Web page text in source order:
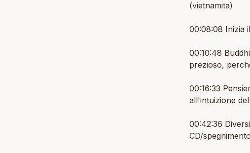
(vietnamita)
00:08:08 Inizia
00:10:48
prezioso,
00:16:33
all'intuizione
00:42:36
CD/